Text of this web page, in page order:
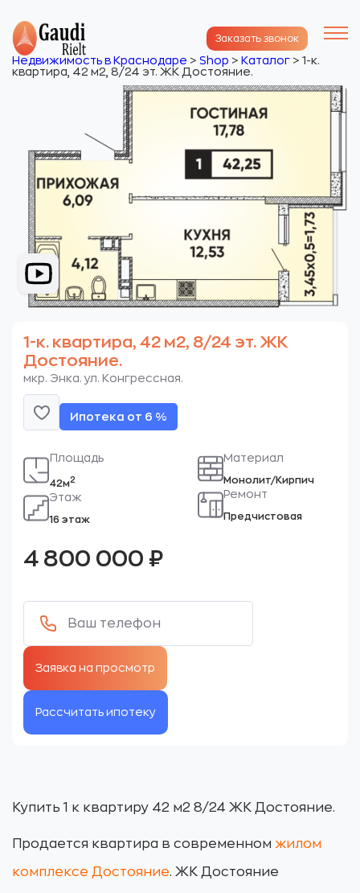
Заказать звонок
Недвижимость в Краснодаре > Shop > Каталог > 1-к.
квартира, 42 м2, 8/24 эт. ЖК Достояние.
1-к. квартира, 42 м2, 8/24 эт. ЖК
Достояние.
мкр. Энка. ул. Конгрессная.
Ипотека от 6 %
Площадь
42м2
Этаж
16 этаж
Материал
Монолит/Кирпич
Ремонт
Предчистовая
4 800 000 ₽
Рассчитать ипотеку
Купить 1 к квартиру 42 м2 8/24 ЖК Достояние.
Продается квартира в современном жилом
комплексе Достояние. ЖК Достояние